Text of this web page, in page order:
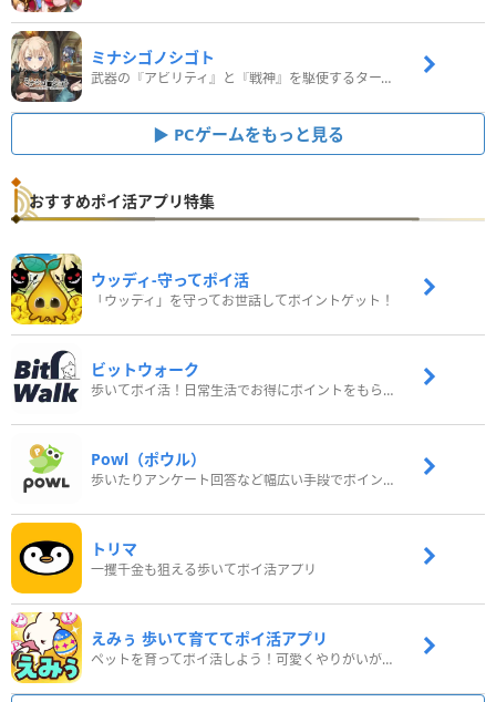
ミナシゴノシゴト
武器の『アビリティ』と『戦神』を駆使するターン制コマンドバトルRPG！
PCゲームをもっと見る
おすすめポイ活アプリ特集
ウッディ‐守ってポイ活
「ウッディ」を守ってお世話してポイントゲット！
ビットウォーク
歩いてポイ活！日常生活でお得にポイントをもらおう
Powl（ポウル）
歩いたりアンケート回答など幅広い手段でポイントをゲット
トリマ
一攫千金も狙える歩いてポイ活アプリ
えみぅ 歩いて育ててポイ活アプリ
ペットを育ってポイ活しよう！可愛くやりがいがある新感覚アプリ